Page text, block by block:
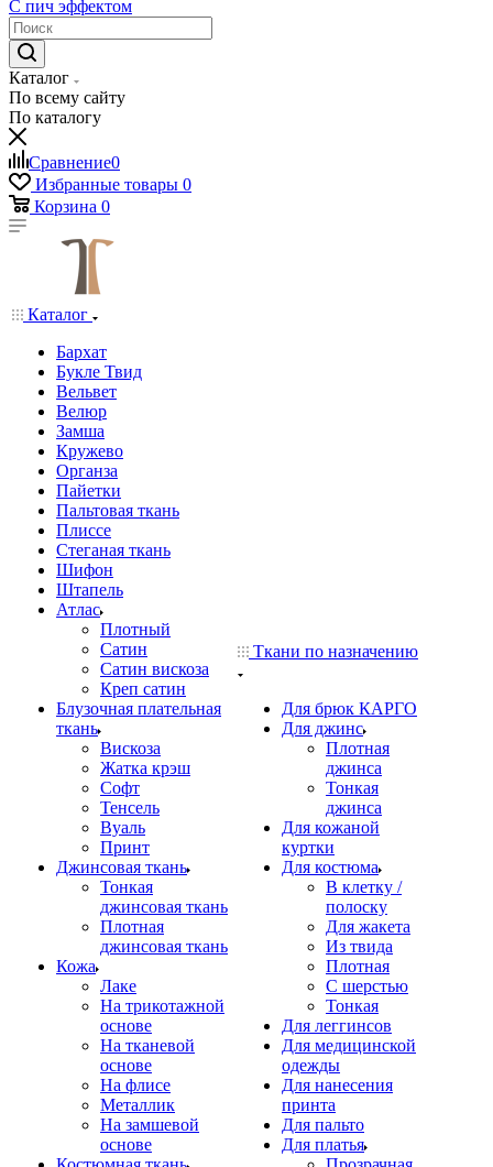
С пич эффектом
Каталог
По всему сайту
По каталогу
Сравнение0
Избранные товары 0
Корзина 0
Каталог
Бархат
Букле Твид
Вельвет
Велюр
Замша
Кружево
Органза
Пайетки
Пальтовая ткань
Плиссе
Стеганая ткань
Шифон
Штапель
Атлас
Плотный
Сатин
Сатин вискоза
Креп сатин
Блузочная плательная
ткань
Вискоза
Жатка крэш
Софт
Тенсель
Вуаль
Принт
Джинсовая ткань
Тонкая
джинсовая ткань
Плотная
джинсовая ткань
Кожа
Лаке
На трикотажной
основе
На тканевой
основе
На флисе
Металлик
На замшевой
основе
Ткани по назначению
Для брюк КАРГО
Для джинс
Плотная
джинса
Тонкая
джинса
Для кожаной
куртки
Для костюма
В клетку /
полоску
Для жакета
Из твида
Плотная
С шерстью
Тонкая
Для леггинсов
Для медицинской
одежды
Для нанесения
принта
Для пальто
Для платья